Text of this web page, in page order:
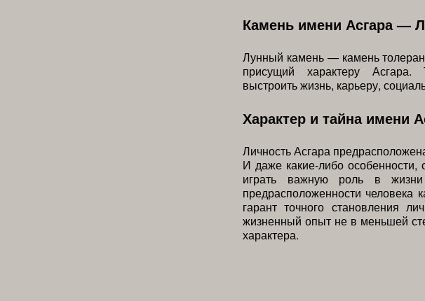
Камень имени Асгара —
Лунный камень — камень
присущий характеру Асгара.
выстроить жизнь, карьеру,
Характер и тайна имени
Личность Асгара
И даже какие-либо
играть важную роль в
предрасположенности
гарант точного становления
жизненный опыт не в меньшей
характера.